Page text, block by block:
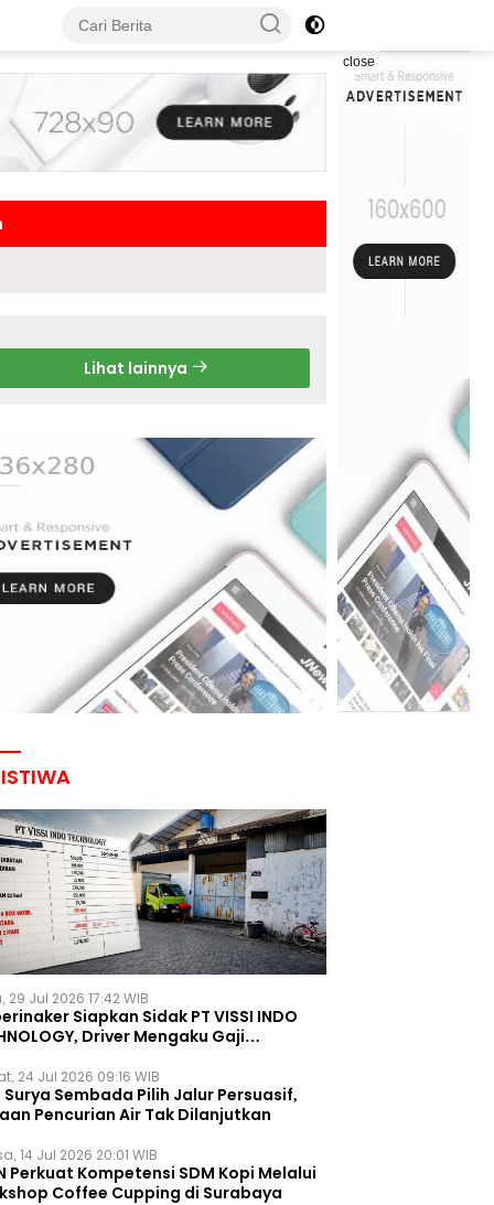
close
Lihat lainnya
29 Jul 2026 17:42 WIB
Siapkan Sidak PT VISSI INDO
Driver Mengaku Gaji
24 Jul 2026 09:16 WIB
Surya Sembada Pilih Jalur Persuasif,
Pencurian Air Tak Dilanjutkan
14 Jul 2026 20:01 WIB
Perkuat Kompetensi SDM Kopi Melalui
Coffee Cupping di Surabaya